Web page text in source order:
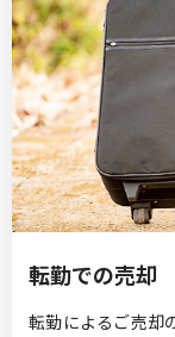
転勤での売却
転勤によるご売却